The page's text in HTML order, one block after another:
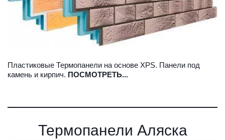
Пластиковые Термопанели на основе XPS. Панели под
камень и кирпич. ПОСМОТРЕТЬ...
Термопанели Аляска